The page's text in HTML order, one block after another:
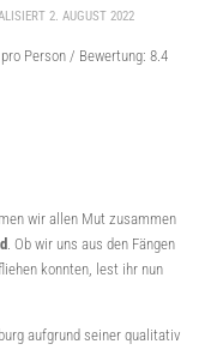
2. AUGUST 2022
Person / Bewertung: 8.4
wir allen Mut zusammen
. Ob wir uns aus den Fängen
konnten, lest ihr nun
aufgrund seiner qualitativ